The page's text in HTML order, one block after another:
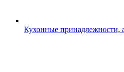
Кухонные принадлежности,